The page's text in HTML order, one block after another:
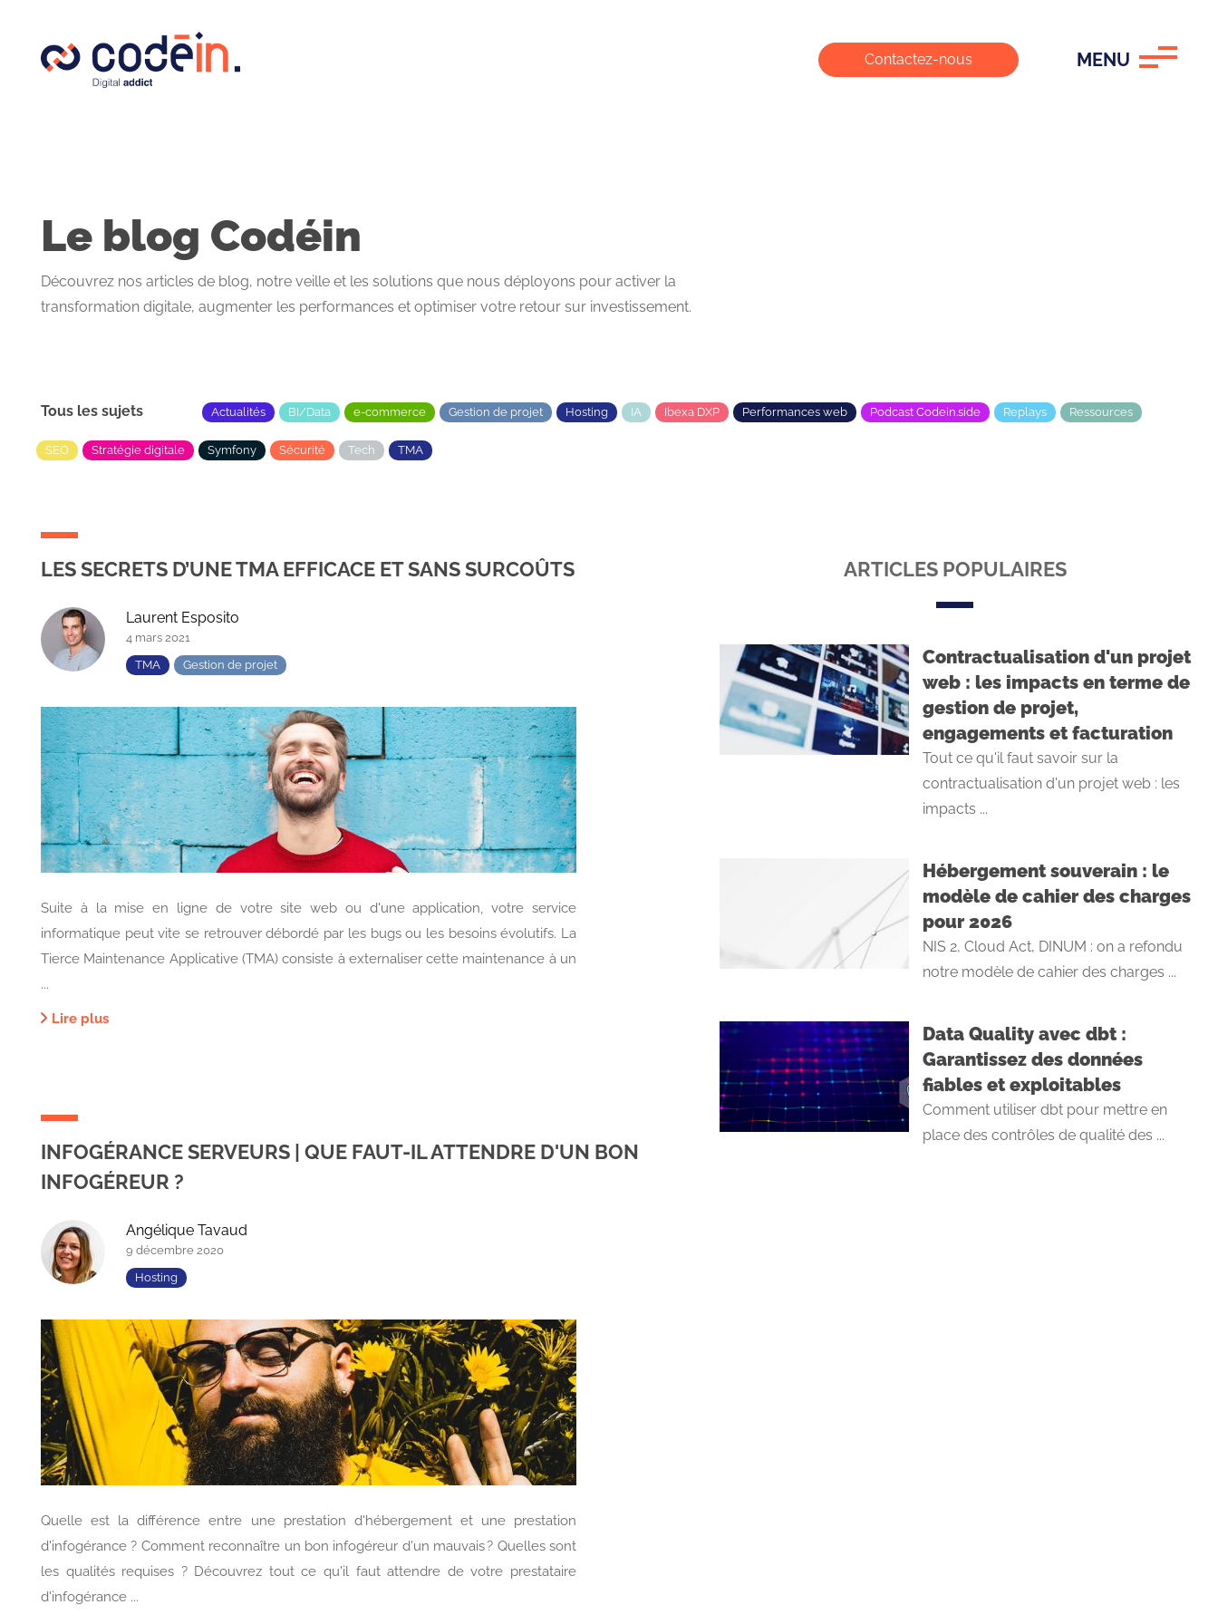
Contactez-nous MENU
Le blog Codéin
Découvrez nos articles de blog, notre veille et les solutions que nous déployons pour activer la
transformation digitale, augmenter les performances et optimiser votre retour sur investissement.
Tous les sujets Actualités BI/Data e-commerce Gestion de projet Hosting IA Ibexa DXP Performances web Podcast Codein.side Replays Ressources
SEO Stratégie digitale Symfony Sécurité Tech TMA
LES SECRETS D’UNE TMA EFFICACE ET SANS SURCOÛTS
Laurent Esposito
4 mars 2021
TMA
Gestion de projet
Suite à la mise en ligne de votre site web ou d'une application, votre service
informatique peut vite se retrouver débordé par les bugs ou les besoins évolutifs. La
Tierce Maintenance Applicative (TMA) consiste à externaliser cette maintenance à un
...
Lire plus
INFOGÉRANCE SERVEURS | QUE FAUT-IL ATTENDRE D'UN BON
INFOGÉREUR ?
Angélique Tavaud
9 décembre 2020
Hosting
Quelle est la différence entre une prestation d'hébergement et une prestation
d'infogérance ? Comment reconnaître un bon infogéreur d'un mauvais ? Quelles sont
les qualités requises ? Découvrez tout ce qu'il faut attendre de votre prestataire
d'infogérance ...
ARTICLES POPULAIRES
Contractualisation d'un projet
web : les impacts en terme de
gestion de projet,
engagements et facturation
Tout ce qu'il faut savoir sur la
contractualisation d'un projet web : les
impacts ...
Hébergement souverain : le
modèle de cahier des charges
pour 2026
NIS 2, Cloud Act, DINUM : on a refondu
notre modèle de cahier des charges ...
Data Quality avec dbt :
Garantissez des données
fiables et exploitables
Comment utiliser dbt pour mettre en
place des contrôles de qualité des ...